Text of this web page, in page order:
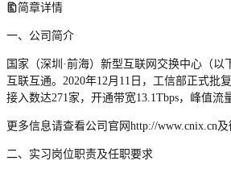
简章详情
一、公司简介
国家（深圳·前海）新型互联网交换中心（
互联互通。2020年12月11日，工信部正式
接入数达271家，开通带宽13.1Tbps，峰值流
更多信息请查看公司官网http://www.cnix.cn
二、实习岗位职责及任职要求